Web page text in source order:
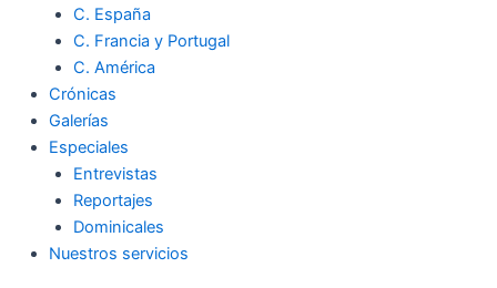
C. España
C. Francia y Portugal
C. América
Crónicas
Galerías
Especiales
Entrevistas
Reportajes
Dominicales
Nuestros servicios